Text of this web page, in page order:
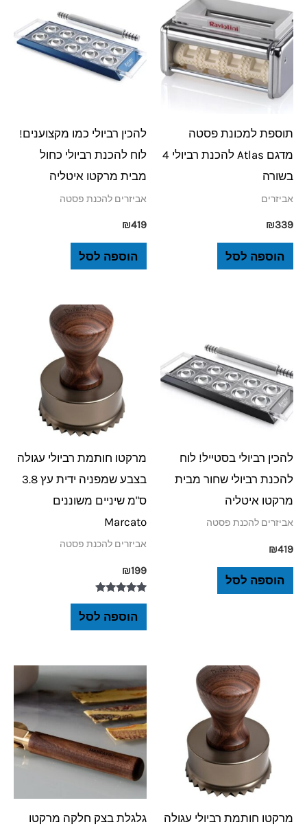
תוספת למכונת פסטה
מדגם Atlas להכנת רביולי 4
בשורה
אביזרים
₪339
הוספה לסל
להכין רביולי כמו מקצוענים!
לוח להכנת רביולי כחול
מבית מרקטו איטליה
אביזרים להכנת פסטה
₪419
הוספה לסל
להכין רביולי בסטייל! לוח
להכנת רביולי שחור מבית
מרקטו איטליה
אביזרים להכנת פסטה
₪419
הוספה לסל
מרקטו חותמת רביולי עגולה
בצבע שמפניה ידית עץ 3.8
ס"מ שיניים משוננים
Marcato
אביזרים להכנת פסטה
₪199
דורג
5.00
מתוך 5
הוספה לסל
מרקטו חותמת רביולי עגולה גלגלת בצק חלקה מרקטו